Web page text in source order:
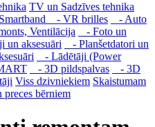
TV un Sadzīves tehnika
- VR brilles
- Auto
Ventilācija
- Foto un
un aksesuāri
- Planšetdatori un
- Lādētāji (Power
- 3D pildspalvas
- 3D
Viss dzivniekiem Skaistumam
preces bērniem